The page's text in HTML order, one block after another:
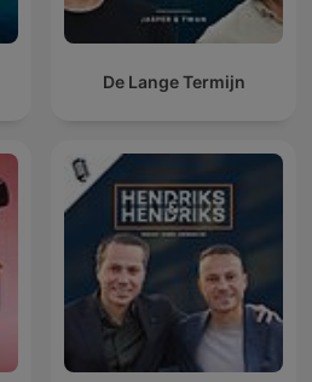
De Lange Termijn